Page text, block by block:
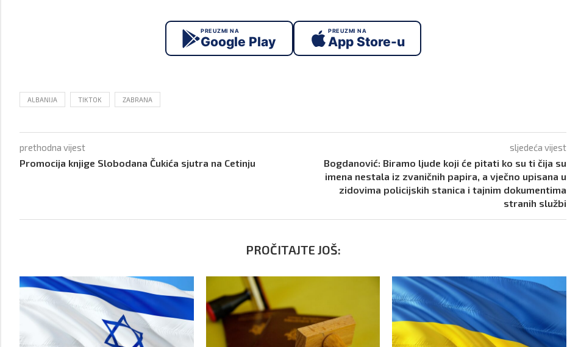
PREUZMI NA
Google Play
PREUZMI NA
App Store-u
ALBANIJA TIKTOK ZABRANA
prethodna vijest
Promocija knjige Slobodana Čukića sjutra na Cetinju
sljedeća vijest
Bogdanović: Biramo ljude koji će pitati ko su ti čija su
imena nestala iz zvaničnih papira, a vječno upisana u
zidovima policijskih stanica i tajnim dokumentima
stranih službi
PROČITAJTE JOŠ: